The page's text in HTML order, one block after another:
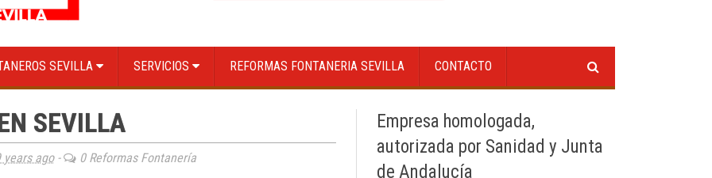
SEVILLA SERVICIOS REFORMAS FONTANERIA SEVILLA CONTACTO
SEVILLA
years ago- 0 Reformas Fontanería
Empresa homologada,
autorizada por Sanidad y Junta
de Andalucía